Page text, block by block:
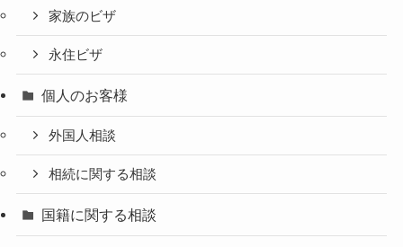
家族のビザ
永住ビザ
個人のお客様
外国人相談
相続に関する相談
国籍に関する相談